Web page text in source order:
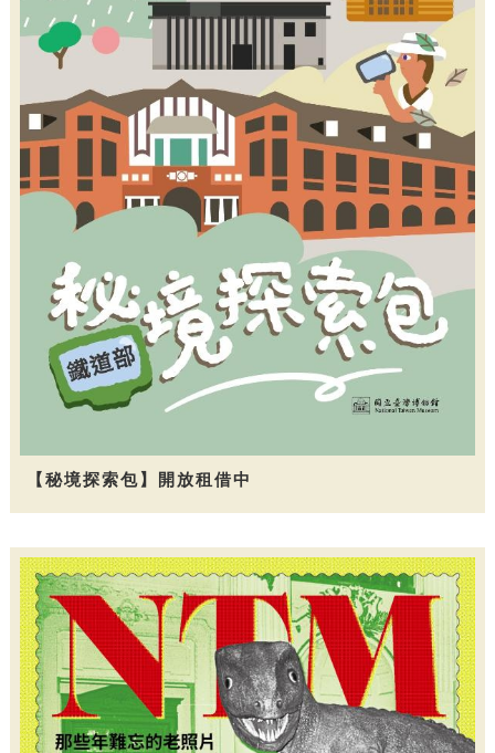
【秘境探索包】開放租借中